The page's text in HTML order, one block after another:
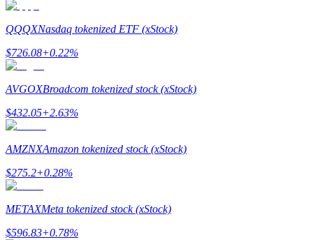
เงินกู้
QQQXNasdaq tokenized ETF (xStock)
$726.08+0.22%
AVGOXBroadcom tokenized stock (xStock)
$432.05+2.63%
AMZNXAmazon tokenized stock (xStock)
$275.2+0.28%
METAXMeta tokenized stock (xStock)
$596.83+0.78%